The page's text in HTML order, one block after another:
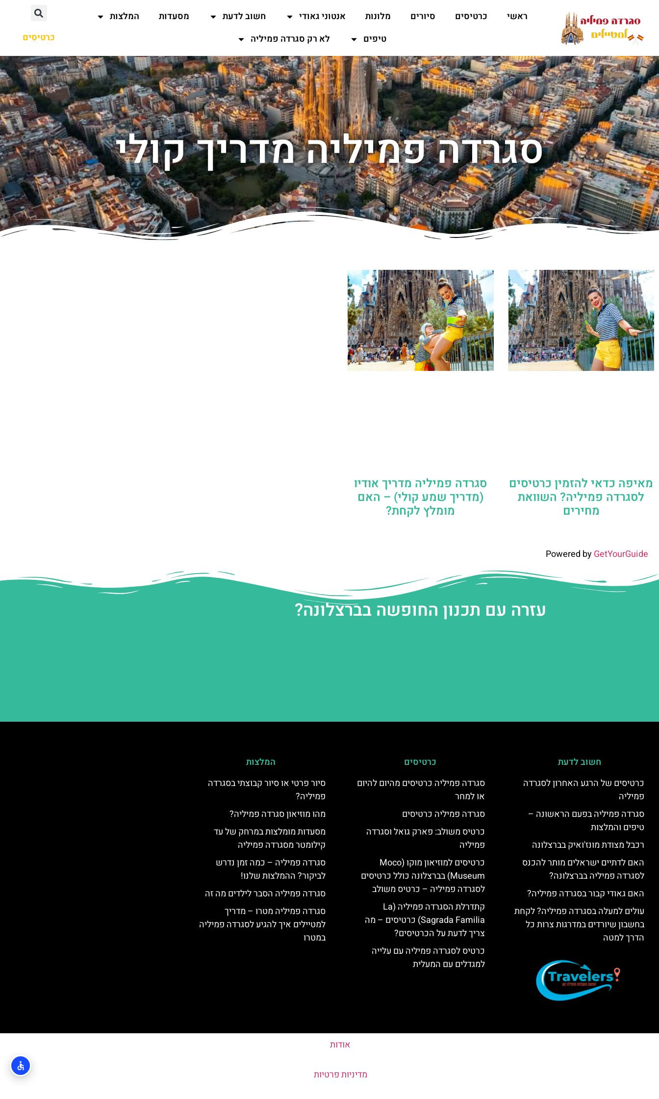
ראשי כרטיסים סיורים מלונות אנטוני גאודי חשוב לדעת מסעדות
המלצות
טיפים
לא רק סגרדה פמיליה כרטיסים
סגרדה פמיליה מדריך קולי
מאיפה כדאי להזמין כרטיסים
לסגרדה פמיליה? השוואת
מחירים
סגרדה פמיליה מדריך אודיו
(מדריך שמע קולי) – האם
מומלץ לקחת?
Powered byGetYourGuide
עזרה עם תכנון החופשה בברצלונה?
חשוב לדעת
כרטיסים של הרגע האחרון לסגרדה
פמיליה
סגרדה פמיליה בפעם הראשונה –
טיפים והמלצות
רכבל מצודת מונז'ואיק בברצלונה
האם לדתיים ישראלים מותר להכנס
לסגרדה פמיליה בברצלונה?
האם גאודי קבור בסגרדה פמיליה?
עולים למעלה בסגרדה פמיליה? לקחת
בחשבון שיורדים במדרגות צרות כל
הדרך למטה
כרטיסים
סגרדה פמיליה כרטיסים מהיום להיום
או למחר
סגרדה פמיליה כרטיסים
כרטיס משולב: פארק גואל וסגרדה
פמיליה
כרטיסים למוזיאון מוקו (Moco
Museum) בברצלונה כולל כרטיסים
לסגרדה פמיליה – כרטיס משולב
קתדרלת הסגרדה פמיליה (La
Sagrada Familia) כרטיסים – מה
צריך לדעת על הכרטיסים?
כרטיס לסגרדה פמיליה עם עלייה
למגדלים עם המעלית
המלצות
סיור פרטי או סיור קבוצתי בסגרדה
פמיליה?
מהו מוזיאון סגרדה פמיליה?
מסעדות מומלצות במרחק של עד
קילומטר מסגרדה פמיליה
סגרדה פמיליה – כמה זמן נדרש
לביקור? ההמלצות שלנו!
סגרדה פמיליה הסבר לילדים מה זה
סגרדה פמיליה מטרו – מדריך
למטיילים איך להגיע לסגרדה פמיליה
במטרו
אודות
מדיניות פרטיות